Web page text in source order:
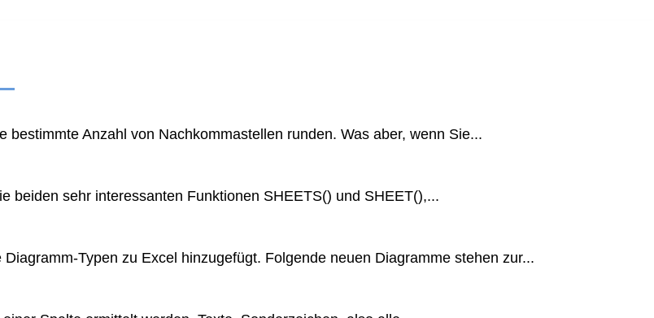
Anzahl von Nachkommastellen runden. Was aber, wenn Sie...
beiden sehr interessanten Funktionen SHEETS() und SHEET(),...
Typen zu Excel hinzugefügt. Folgende neuen Diagramme stehen zur...